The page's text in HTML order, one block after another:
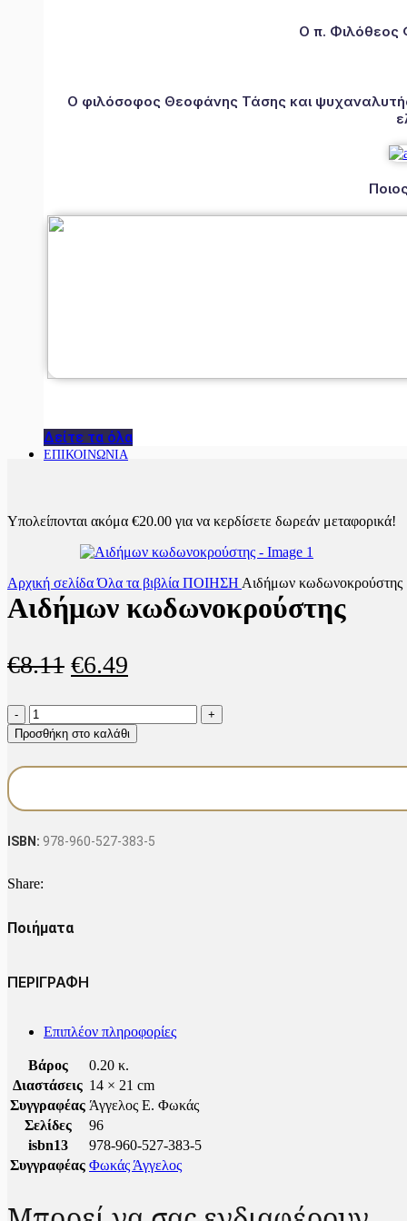
Ο π. Φιλόθεος
Ο φιλόσοφος Θεοφάνης Τάσης και
Δείτε τα όλα
ΕΠΙΚΟΙΝΩΝΙΑ
Υπολείπονται ακόμα €20.00 για να κερδίσετε δωρεάν μεταφορικά!
Αρχική σελίδαΌλα τα βιβλία ΠΟΙΗΣΗ Αιδήμων κωδωνοκρούστης
Αιδήμων κωδωνοκρούστης
€8.11 Original
was:
€8.11.
€6.49
τιμή
είναι:
Αιδήμων
κωδωνοκρούστης
ποσότητα
Προσθήκη στο καλάθι
ISBN: 978-960-527-383-5
Share:
Ποιήματα
ΠΕΡΙΓΡΑΦΗ
Επιπλέον πληροφορίες
Βάρος
0.20 κ.
Διαστάσεις 14 × 21 cm
Συγγραφέας Άγγελος Ε. Φωκάς
Σελίδες
96
isbn13
978-960-527-383-5
Συγγραφέας Φωκάς Άγγελος